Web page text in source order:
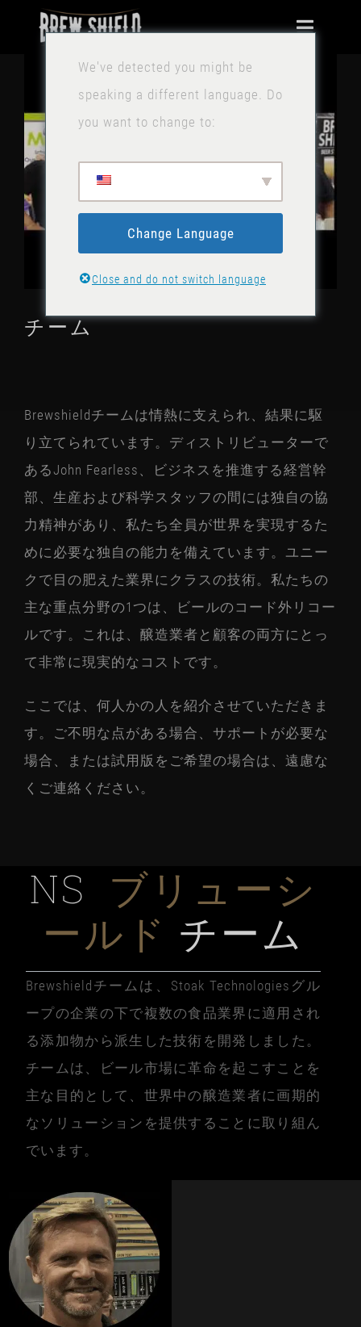
ナ
利点
テクニカル
話
お問い合わせ
画
像
表
示
チーム
Brewshieldチームは情熱に支えられ、結果に駆
り立てられています。ディストリビューターで
あるJohn Fearless、ビジネスを推進する経営幹
部、生産および科学スタッフの間には独自の協
力精神があり、私たち全員が世界を実現するた
めに必要な独自の能力を備えています。ユニー
クで目の肥えた業界にクラスの技術。私たちの
主な重点分野の1つは、ビールのコード外リコー
ルです。これは、醸造業者と顧客の両方にとっ
て非常に現実的なコストです。
ここでは、何人かの人を紹介させていただきま
す。ご不明な点がある場合、サポートが必要な
場合、または試用版をご希望の場合は、遠慮な
くご連絡ください。
NS ブリューシ
ールド チーム
Brewshieldチームは、Stoak Technologiesグル
ープの企業の下で複数の食品業界に適用され
る添加物から派生した技術を開発しました。
チームは、ビール市場に革命を起こすことを
主な目的として、世界中の醸造業者に画期的
なソリューションを提供することに取り組ん
でいます。
We've detected you might be
speaking a different language. Do
you want to change to:
Change Language
Close and do not switch language